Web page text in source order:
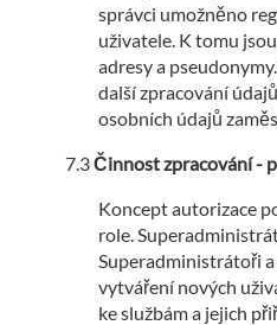
správci umožněno
uživatele. K tomu
adresy a
další zpracování
osobních údajů
Činnost zpracování -
Koncept autorizace
role.
Superadministrátoři
vytváření nových
ke službám a jejich